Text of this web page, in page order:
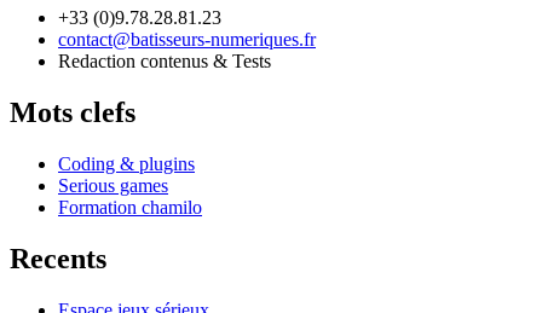
+33 (0)9.78.28.81.23
contact@batisseurs-numeriques.fr
Redaction contenus & Tests
Mots clefs
Coding & plugins
Serious games
Formation chamilo
Recents